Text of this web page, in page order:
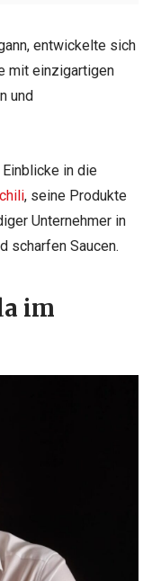
entwickelte sich
mit einzigartigen
und
in die
, seine Produkte
Unternehmer in
scharfen Saucen.
im